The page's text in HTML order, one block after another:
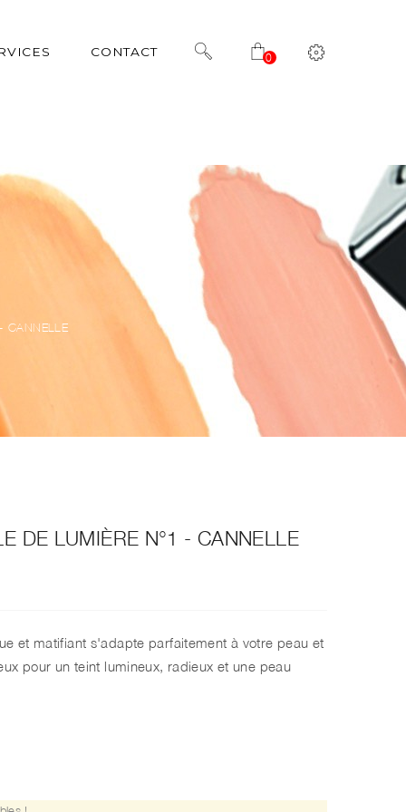
CONTACT 0
CANNELLE
DE LUMIÈRE N°1 - CANNELLE
et matifiant s'adapte parfaitement à votre peau et
pour un teint lumineux, radieux et une peau